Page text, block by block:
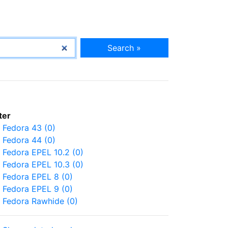
Search »
Fedora 43 (0)
Fedora 44 (0)
Fedora EPEL 10.2 (0)
Fedora EPEL 10.3 (0)
Fedora EPEL 8 (0)
Fedora EPEL 9 (0)
Fedora Rawhide (0)